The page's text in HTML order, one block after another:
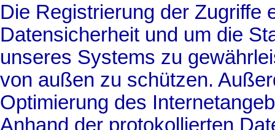
Die Registrierung der Zugriffe
Datensicherheit und um die
unseres Systems zu
von außen zu schützen.
Optimierung des
Anhand der protokollierten